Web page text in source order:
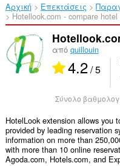
Αρχική Επεκτάσεις
Hotellook.com - compare hotel
από quillouin
4.2/ 5
Σύνολο
HotelLook extension allows you
provided by leading reservation
information on more than
with more than 10 online
Agoda.com, Hotels.com, and